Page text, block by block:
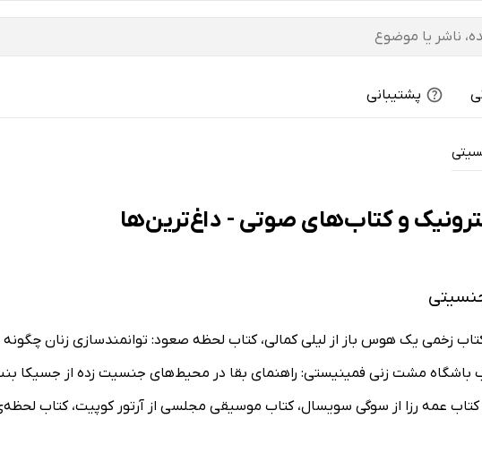
پشتیبانی
و کتاب‌های صوتی - داغ‌ترین‌ها
زخمی یک هوس باز از لیلی کمالی، کتاب لحظه صعود: توانمندسازی زنان چگونه
باشگاه مشت زنی فمینیستی: راهنمای بقا در محیط‌های جنسیت‌ زده از جسیکا
عمه رزا از سوگی سویسال، کتاب موسیقی مجلسی از آرتور کوپیت، کتاب لحظه‌ی